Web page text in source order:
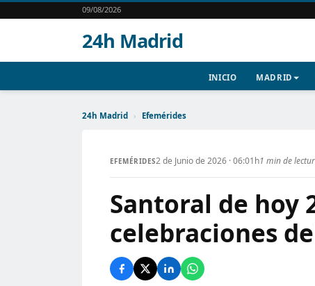
09/08/2026
24h Madrid
INICIO MADRID
24h Madrid › Efemérides
EFEMÉRIDES2 de Junio de 2026 · 06:01h1 min de
Santoral de hoy
celebraciones